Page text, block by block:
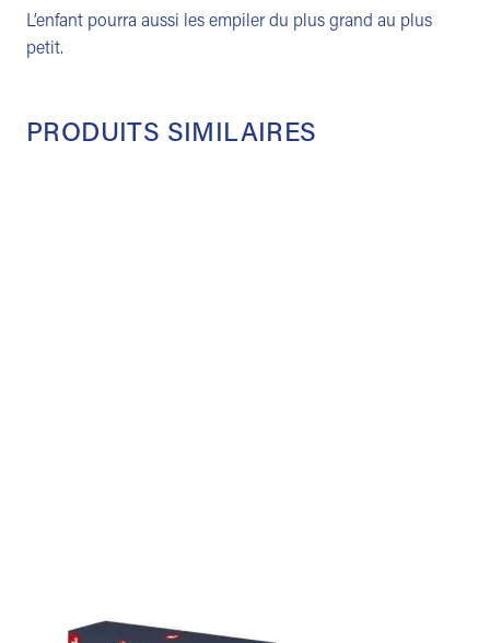
L’enfant pourra aussi les empiler du plus grand au plus
petit.
PRODUITS SIMILAIRES